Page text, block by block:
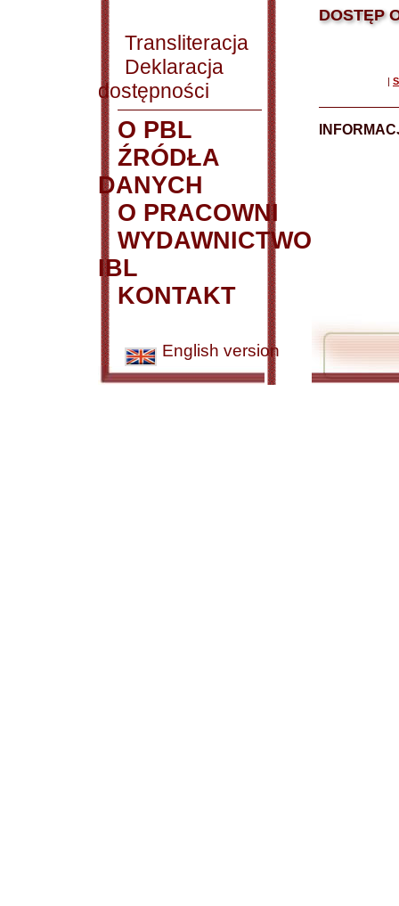
Transliteracja
Deklaracja
dostępności
O PBL
ŹRÓDŁA
DANYCH
O PRACOWNI
WYDAWNICTWO
IBL
KONTAKT
English version
DOSTĘP
|